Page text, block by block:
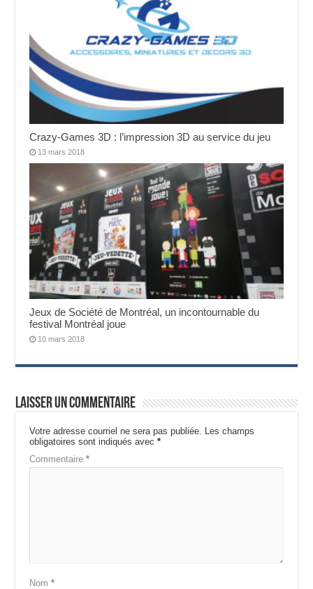
Crazy-Games 3D : l’impression 3D au service du jeu
13 mars 2018
Jeux de Société de Montréal, un incontournable du
festival Montréal joue
10 mars 2018
Laisser un commentaire
Votre adresse courriel ne sera pas publiée. Les champs
obligatoires sont indiqués avec*
Commentaire*
Nom*